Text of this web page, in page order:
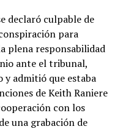
declaró culpable de
para
plena responsabilidad
ante el tribunal,
admitió que estaba
de Keith Raniere
con los
una grabación de